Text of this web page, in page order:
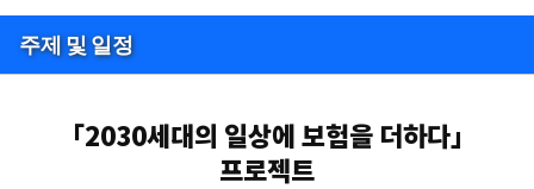
주제 및 일정
「2030세대의 일상에 보험을 더하다」
프로젝트